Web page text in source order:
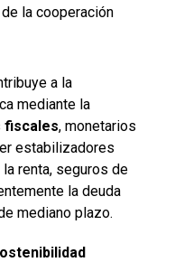
la cooperación
a la
mediante la
fiscales, monetarios
estabilizadores
renta, seguros de
la deuda
mediano plazo.